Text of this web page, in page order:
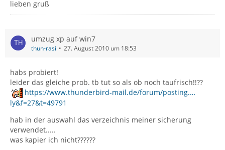
lieben gruß
umzug xp auf win7
thun-rasi 27. August 2010 um 18:53
habs probiert!
leider das gleiche prob. tb tut so als ob noch taufrisch!!??
https://www.thunderbird-mail.de/forum/posting.…
ly&f=27&t=49791
hab in der auswahl das verzeichnis meiner sicherung
verwendet.....
was kapier ich nicht??????